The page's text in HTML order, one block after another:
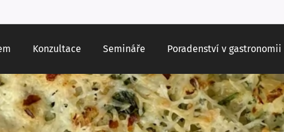
Konzultace Semináře Poradenství v gastronomii